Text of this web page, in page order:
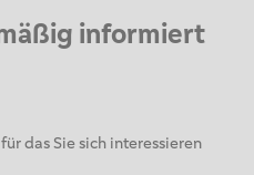
informiert
das Sie sich interessieren